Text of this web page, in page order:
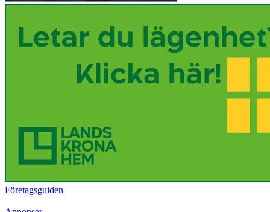
Företagsguiden